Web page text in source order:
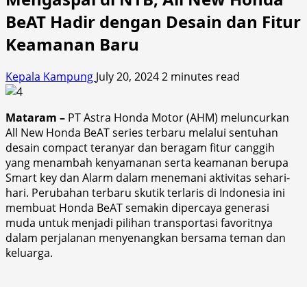
BeAT Hadir dengan Desain dan Fitur
Keamanan Baru
Kepala Kampung July 20, 20242 minutes read
Mataram – PT Astra Honda Motor (AHM) meluncurkan
All New Honda BeAT series terbaru melalui sentuhan
desain compact teranyar dan beragam fitur canggih
yang menambah kenyamanan serta keamanan berupa
Smart key dan Alarm dalam menemani aktivitas sehari-
hari. Perubahan terbaru skutik terlaris di Indonesia ini
membuat Honda BeAT semakin dipercaya generasi
muda untuk menjadi pilihan transportasi favoritnya
dalam perjalanan menyenangkan bersama teman dan
keluarga.